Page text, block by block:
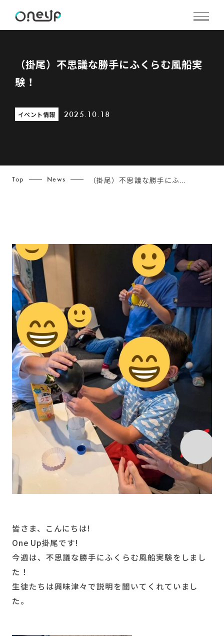
（掛尾）不思議な勝手にふくらむ風船実
験！
イベント情報 2025.10.18
Top News （掛尾）不思議な勝手にふ...
皆さま、こんにちは!
One Up掛尾です!
今週は、不思議な勝手にふくらむ風船実験をしまし
た！
生徒たちは興味津々で説明を聞いてくれていまし
た。